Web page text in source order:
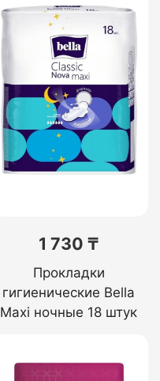
1 730 ₸
Прокладки
гигиенические Bella
Maxi ночные 18 штук